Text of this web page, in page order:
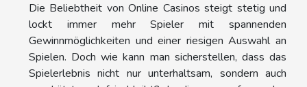
Die Beliebtheit von Online Casinos steigt stetig und
lockt immer mehr Spieler mit spannenden
Gewinnmöglichkeiten und einer riesigen Auswahl an
Spielen. Doch wie kann man sicherstellen, dass das
Spielerlebnis nicht nur unterhaltsam, sondern auch